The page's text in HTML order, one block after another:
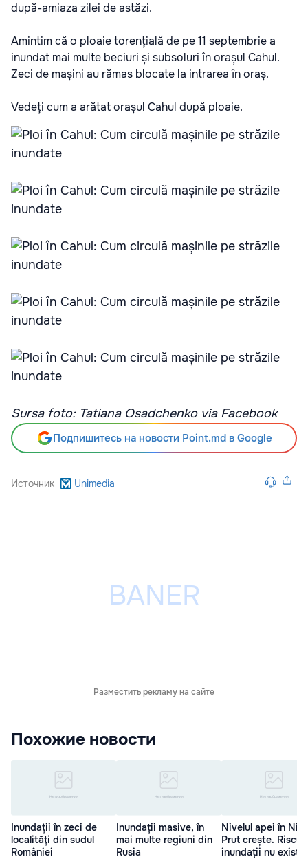
după-amiaza zilei de astăzi.
Amintim că o ploaie torențială de pe 11 septembrie a
inundat mai multe beciuri și subsoluri în orașul Cahul.
Zeci de mașini au rămas blocate la intrarea în oraș.
Vedeți cum a arătat orașul Cahul după ploaie.
Sursa foto: Tatiana Osadchenko via Facebook
Подпишитесь на новости Point.md в Google
Источник Unimedia
Разместить рекламу на сайте
Похожие новости
Inundaţii în zeci de
localităţi din sudul
României
Inundații masive, în
mai multe regiuni din
Rusia
Nivelul apei în
Prut crește.
inundații nu există